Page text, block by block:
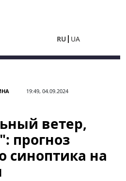
RU UA
19:49, 04.09.2024
ветер,
прогноз
синоптика на